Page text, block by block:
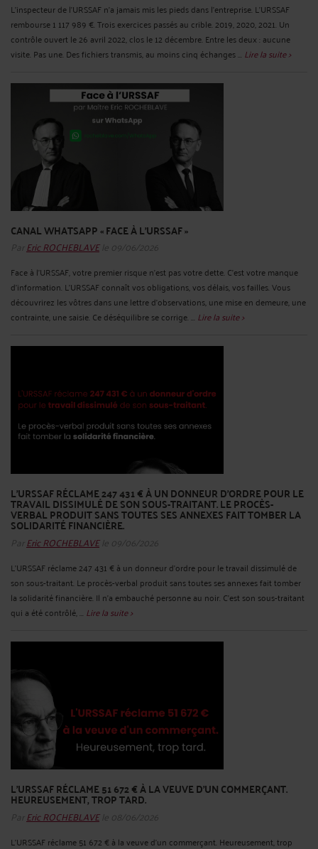
L'inspecteur de l'URSSAF n'a jamais mis les pieds dans l'entreprise. L'URSSAF
rembourse 1 117 989 €. Trois exercices passés au crible. 2019, 2020, 2021. Un
contrôle ouvert le 26 avril 2022, clos le 12 décembre. Entre les deux : aucune
visite. Pas une. Des fichiers transmis, au moins cinq échanges ... Lire la suite >
CANAL WHATSAPP « FACE À L'URSSAF »
Par Eric ROCHEBLAVEle 09/06/2026
Face à l'URSSAF, votre premier risque n'est pas votre dette. C'est votre manque
d'information. L'URSSAF connaît vos obligations, vos délais, vos failles. Vous
découvrirez les vôtres dans une lettre d'observations, une mise en demeure, une
contrainte, une saisie. Ce déséquilibre se corrige. ... Lire la suite >
L'URSSAF RÉCLAME 247 431 € À UN DONNEUR D'ORDRE POUR LE
TRAVAIL DISSIMULÉ DE SON SOUS-TRAITANT. LE PROCÈS-
VERBAL PRODUIT SANS TOUTES SES ANNEXES FAIT TOMBER LA
SOLIDARITÉ FINANCIÈRE.
Par Eric ROCHEBLAVEle 09/06/2026
L'URSSAF réclame 247 431 € à un donneur d'ordre pour le travail dissimulé de
son sous-traitant. Le procès-verbal produit sans toutes ses annexes fait tomber
la solidarité financière. Il n'a embauché personne au noir. C'est son sous-traitant
qui a été contrôlé, ... Lire la suite >
L'URSSAF RÉCLAME 51 672 € À LA VEUVE D'UN COMMERÇANT.
HEUREUSEMENT, TROP TARD.
Par Eric ROCHEBLAVEle 08/06/2026
L'URSSAF réclame 51 672 € à la veuve d'un commerçant. Heureusement, trop